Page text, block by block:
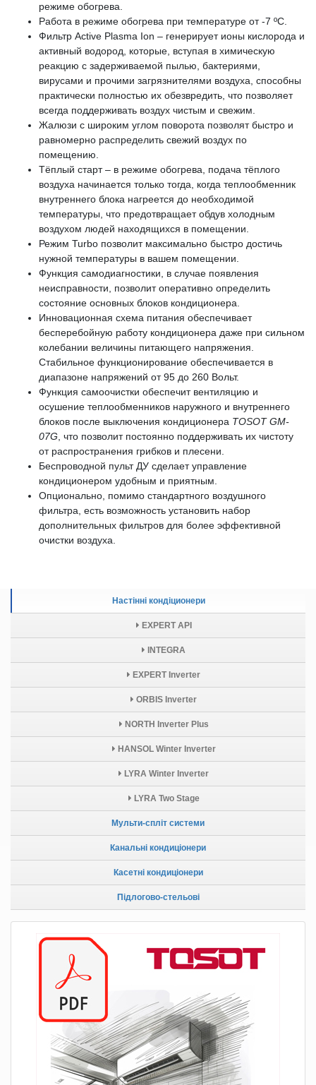
Настінні кондіционери
EXPERT API
INTEGRA
EXPERT Inverter
ORBIS Inverter
NORTH Inverter Plus
HANSOL Winter Inverter
LYRA Winter Inverter
LYRA Two Stage
Мульти-спліт системи
Канальні кондиціонери
Касетні кондиціонери
Підлогово-стельові
режиме обогрева.
Работа в режиме обогрева при температуре от -7 ºС.
Фильтр Active Plasma Ion – генерирует ионы кислорода и
активный водород, которые, вступая в химическую
реакцию с задерживаемой пылью, бактериями,
вирусами и прочими загрязнителями воздуха, способны
практически полностью их обезвредить, что позволяет
всегда поддерживать воздух чистым и свежим.
Жалюзи с широким углом поворота позволят быстро и
равномерно распределить свежий воздух по
помещению.
Тёплый старт – в режиме обогрева, подача тёплого
воздуха начинается только тогда, когда теплообменник
внутреннего блока нагреется до необходимой
температуры, что предотвращает обдув холодным
воздухом людей находящихся в помещении.
Режим Turbo позволит максимально быстро достичь
нужной температуры в вашем помещении.
Функция самодиагностики, в случае появления
неисправности, позволит оперативно определить
состояние основных блоков кондиционера.
Инновационная схема питания обеспечивает
бесперебойную работу кондиционера даже при сильном
колебании величины питающего напряжения.
Стабильное функционирование обеспечивается в
диапазоне напряжений от 95 до 260 Вольт.
Функция самоочистки обеспечит вентиляцию и
осушение теплообменников наружного и внутреннего
блоков после выключения кондиционера TOSOT GM-
07G , что позволит постоянно поддерживать их чистоту
от распространения грибков и плесени.
Беспроводной пульт ДУ сделает управление
кондиционером удобным и приятным.
Опционально, помимо стандартного воздушного
фильтра, есть возможность установить набор
дополнительных фильтров для более эффективной
очистки воздуха.